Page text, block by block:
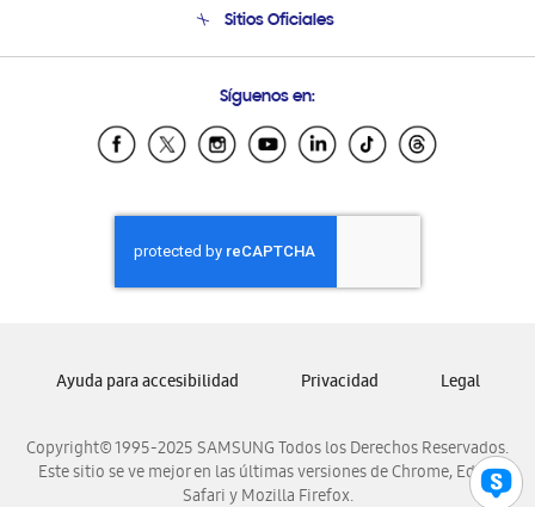
Condiciones de Compra
Soporte vía eMail
Sitios Oficiales
Samsung Ecuador
Samsung El Salvador
Samsung Honduras
Samsung Nicaragua
Samsung Panamá
Samsung Venezuela
Síguenos en:
Copyright© 1995-2025 SAMSUNG Todos los Derechos Reservados.
Este sitio se ve mejor en las últimas versiones de Chrome, Edge,
Safari y Mozilla Firefox.
Ayuda para accesibilidad Privacidad Legal